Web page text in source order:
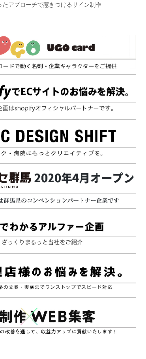
たアプローチで惹きつけるサイン制作